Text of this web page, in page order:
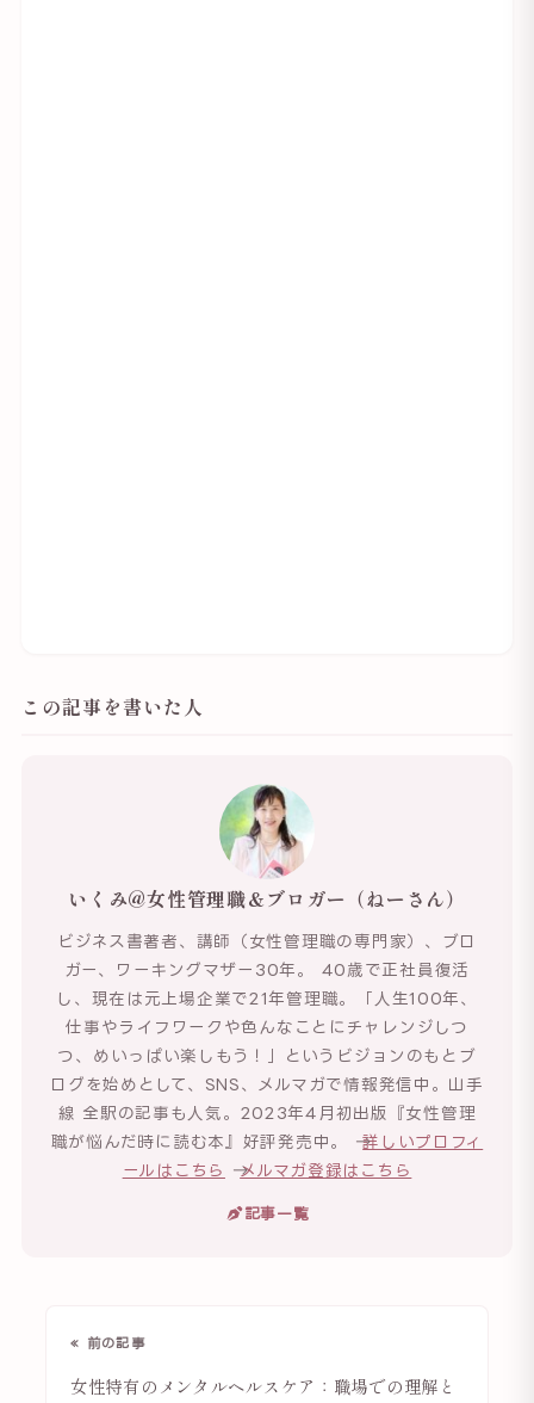
この記事を書いた人
いくみ@女性管理職＆ブロガー（ねーさん）
ビジネス書著者、講師（女性管理職の専門家）、ブロ
ガー、ワーキングマザー30年。 40歳で正社員復活
し、現在は元上場企業で21年管理職。「人生100年、
仕事やライフワークや色んなことにチャレンジしつ
つ、めいっぱい楽しもう！」というビジョンのもとブ
ログを始めとして、SNS、メルマガで情報発信中。山手
線 全駅の記事も人気。2023年4月初出版『女性管理
職が悩んだ時に読む本』好評発売中。 →詳しいプロフィ
ールはこちら
→メルマガ登録はこちら
記事一覧
« 前の記事
女性特有のメンタルヘルスケア：職場での理解と